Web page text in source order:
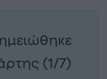
(1/7)